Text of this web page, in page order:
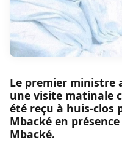
Le premier ministre
une visite matinale
été reçu à huis-clos
Mbacké en
Mbacké.